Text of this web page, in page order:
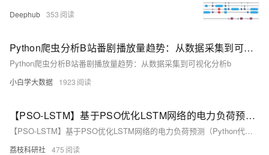
Deephub 353
Python爬虫分析B站番剧播放量趋势：从数据采集到可视化分析
Python爬虫分析B站番剧播放量趋势：从数据采集到可视化分析b
小白学大数据 1923
【PSO-LSTM】基于PSO优化LSTM网络的电力负荷预测（Python代码实现）
【PSO-LSTM】基于PSO优化LSTM网络的电力负荷预测（Python代码实现）
荔枝科研社 475